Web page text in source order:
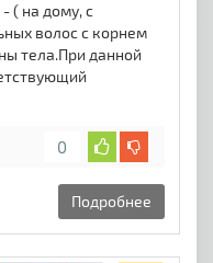
( на дому, с
волос с корнем
тела.При данной
0
Подробнее